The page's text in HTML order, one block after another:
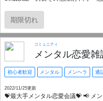
ありますが極力おさえています。 (
方もない高さのハードルがあることを理解
出入りなどは基本的にご自由にどう
入していただく簡単な認証がござい
ださい。 ・人数制限のない大部屋
です。 ・メンタルロールを付与しな
できないようになっております。 ここまでお読みいただき、ありがとうご
ざいます。皆様との素敵な出会いを
期限切れ
コミュニティ
メンタル恋愛
初心者歓迎 メンタル メンヘラ 通
2022/11/25更新
💝最大手メンタル恋愛会議💝 📢 メンタル持ちでも恋がしたい！📢 お互い理